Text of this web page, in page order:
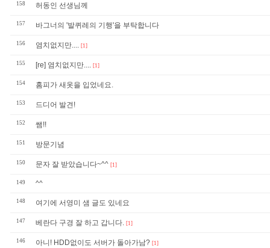
158 허동인 선생님께
157 바그너의 '발퀴레의 기행'을 부탁합니다
156 염치없지만.... [1]
155 [re] 염치없지만.... [1]
154 홈피가 새옷을 입었네요.
153 드디어 발견!
152 쌤!!
151 방문기념
150 문자 잘 받았습니다~^^ [1]
149 ^^
148 여기에 서영미 샘 글도 있네요
147 베란다 구경 잘 하고 갑니다. [1]
146 아니! HDD없이도 서버가 돌아가남? [1]